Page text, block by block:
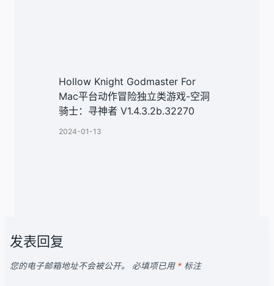
Hollow Knight Godmaster For
Mac平台动作冒险独立类游戏-空洞
骑士：寻神者 V1.4.3.2b.32270
2024-01-13
发表回复
您的电子邮箱地址不会被公开。 必填项已用 * 标注